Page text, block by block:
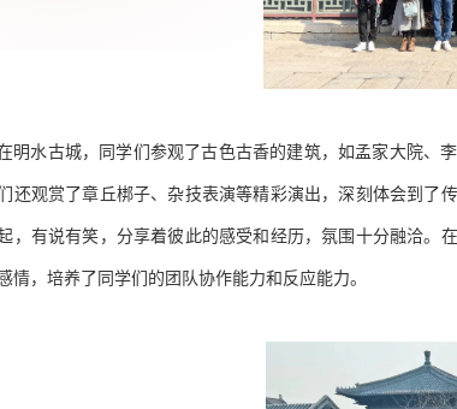
明水古城，同学们参观了古色古香的建筑，如孟家大院、
还观赏了章丘梆子、杂技表演等精彩演出，深刻体会到了
，有说有笑，分享着彼此的感受和经历，氛围十分融洽。
情，培养了同学们的团队协作能力和反应能力。